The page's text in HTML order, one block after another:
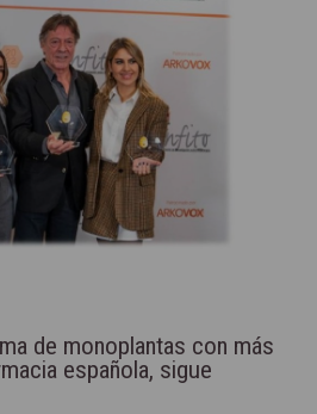
de monoplantas con más
española, sigue